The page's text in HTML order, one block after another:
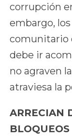
corrupción
embargo,
comunitario
debe ir
no agraven
atraviesa la
ARRECIAN
BLOQUEOS